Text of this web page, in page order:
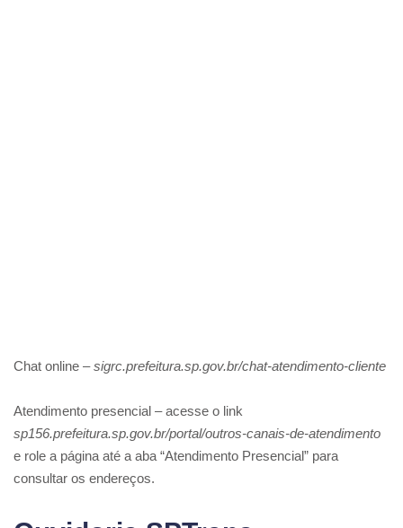
Chat online –sigrc.prefeitura.sp.gov.br/chat-atendimento-cliente
Atendimento presencial – acesse o link
sp156.prefeitura.sp.gov.br/portal/outros-canais-de-atendimento
e role a página até a aba “Atendimento Presencial” para
consultar os endereços.